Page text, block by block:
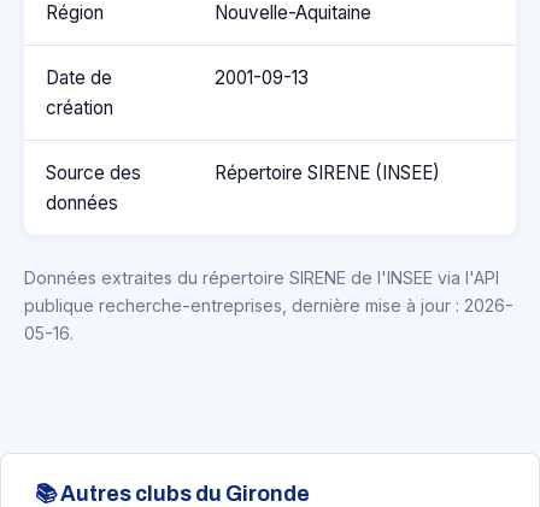
Région Nouvelle-Aquitaine
Date de
création
2001-09-13
Source des
données
Répertoire SIRENE (INSEE)
Données extraites du répertoire SIRENE de l'INSEE via l'API
publique recherche-entreprises, dernière mise à jour : 2026-
05-16.
📚 Autres clubs du Gironde